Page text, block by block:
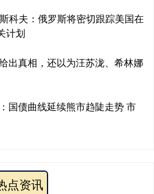
科夫：俄罗斯将密切跟踪美国在
计划
出真相，还以为汪苏泷、希林娜
国债曲线延续熊市趋陡走势 市
点资讯